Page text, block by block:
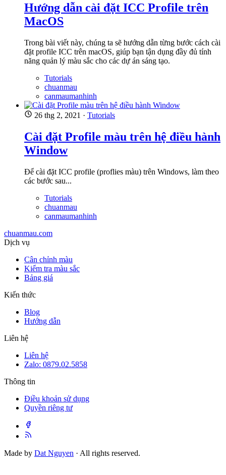
Hướng dẫn cài đặt ICC Profile trên
MacOS
Trong bài viết này, chúng ta sẽ hướng dẫn từng bước cách cài
đặt profile ICC trên macOS, giúp bạn tận dụng đầy đủ tính
năng quản lý màu sắc cho các dự án sáng tạo.
Tutorials
chuanmau
canmaumanhinh
26 thg 2, 2021 · Tutorials
Cài đặt Profile màu trên hệ điều hành
Window
Để cài đặt ICC profile (proflies màu) trên Windows, làm theo
các bước sau...
Tutorials
chuanmau
canmaumanhinh
chuanmau.com
Dịch vụ
Cân chỉnh màu
Kiểm tra màu sắc
Bảng giá
Kiến thức
Blog
Hướng dẫn
Liên hệ
Liên hệ
Zalo: 0879.02.5858
Thông tin
Điều khoản sử dụng
Quyền riêng tư
Made by Dat Nguyen · All rights reserved.